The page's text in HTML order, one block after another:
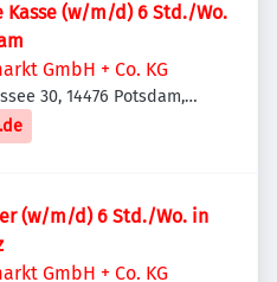
Kasse (w/m/d) 6 Std./Wo.
GmbH + Co. KG
30, 14476 Potsdam,
(w/m/d) 6 Std./Wo. in
GmbH + Co. KG